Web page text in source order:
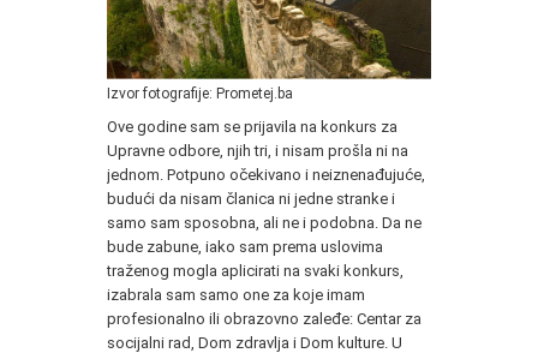
Izvor fotografije: Prometej.ba
Ove godine sam se prijavila na konkurs za
Upravne odbore, njih tri, i nisam prošla ni na
jednom. Potpuno očekivano i neiznenađujuće,
budući da nisam članica ni jedne stranke i
samo sam sposobna, ali ne i podobna. Da ne
bude zabune, iako sam prema uslovima
traženog mogla aplicirati na svaki konkurs,
izabrala sam samo one za koje imam
profesionalno ili obrazovno zaleđe: Centar za
socijalni rad, Dom zdravlja i Dom kulture. U